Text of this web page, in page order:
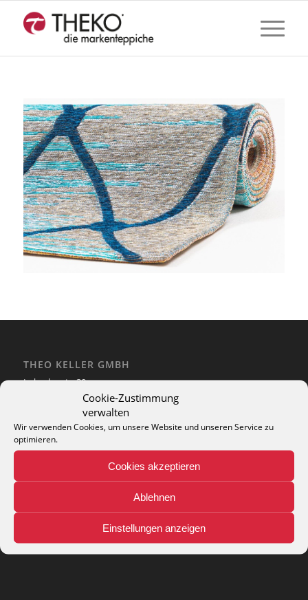
Cookie-Zustimmung
verwalten
Wir verwenden Cookies, um unsere Website und unseren Service zu
optimieren.
Cookies akzeptieren
Ablehnen
Einstellungen anzeigen
THEO KELLER GMBH
Lohackerstr. 30
44867 Bochum
phone: + 49 (2327) 3083 - 20
e-mail:info@theko-collection.com
Teppich-Lexikon